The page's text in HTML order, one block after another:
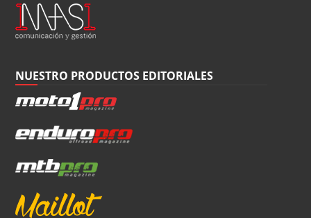
NUESTRO PRODUCTOS EDITORIALES